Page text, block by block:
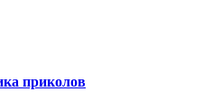
приколов